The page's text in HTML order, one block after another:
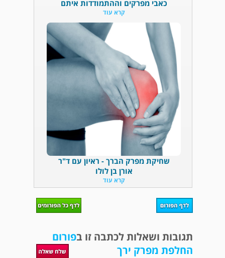
כאבי מפרקים וההתמודדות איתם
קרא עוד
שחיקת מפרק הברך - ראיון עם ד"ר
אורן בן לולו
קרא עוד
תגובות ושאלות לכתבה זו בפורום
החלפת מפרק ירך